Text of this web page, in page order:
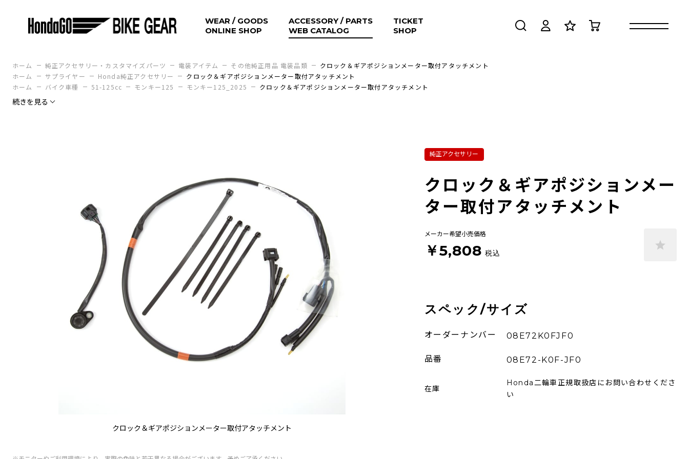
WEAR / GOODS
ONLINE SHOP
ACCESSORY / PARTS
WEB CATALOG
TICKET
SHOP
検索 ログイン お気に入り
ホーム 純正アクセサリー・カスタマイズパーツ 電装アイテム その他純正用品 電装品類
クロック＆ギアポジションメーター取付アタッチメント
ホーム
サプライヤー Honda純正アクセサリー
クロック＆ギアポジションメーター取付アタッチメント
ホーム
バイク車種 51-125cc モンキー125 モンキー125_2025 クロック＆ギアポジションメーター取付アタッチメント
続きを見る
クロック＆ギアポジションメーター取付アタッチメント
純正アクセサリー
クロック＆ギアポジションメー
ター取付アタッチメント
メーカー希望小売価格
￥5,808 税込
在庫
Honda二輪車正規取扱店にお問い合わせくださ
い
スペック/サイズ
オーダーナンバー 08E72K0FJF0
品番 08E72-K0F-JF0